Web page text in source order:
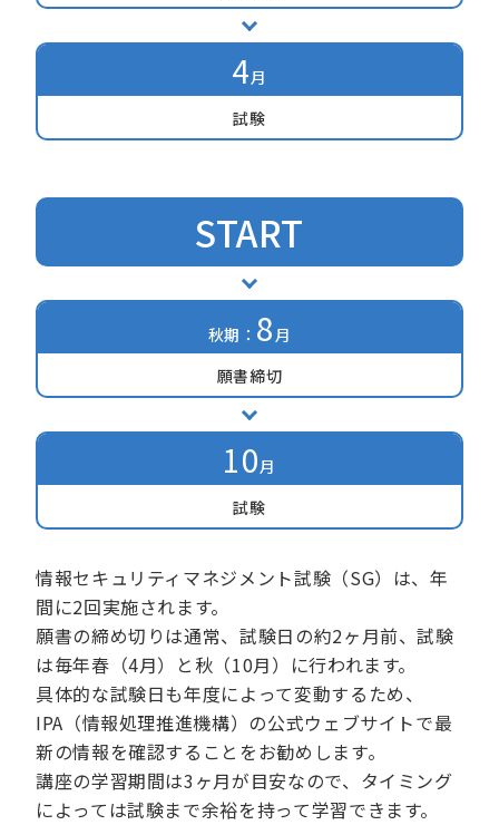
4月
試験
START
秋期： 8月
願書締切
10月
試験
情報セキュリティマネジメント試験（SG）は、年
間に2回実施されます。
願書の締め切りは通常、試験日の約2ヶ月前、試験
は毎年春（4月）と秋（10月）に行われます。
具体的な試験日も年度によって変動するため、
IPA（情報処理推進機構）の公式ウェブサイトで最
新の情報を確認することをお勧めします。
講座の学習期間は3ヶ月が目安なので、タイミング
によっては試験まで余裕を持って学習できます。